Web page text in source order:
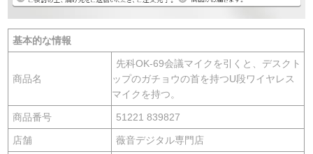
基本的な情報
商品名
先科OK-69会議マイクを引くと、デスクト
ップのガチョウの首を持つU段ワイヤレス
マイクを持つ。
商品番号 51221 839827
店舗 薇音デジタル専門店